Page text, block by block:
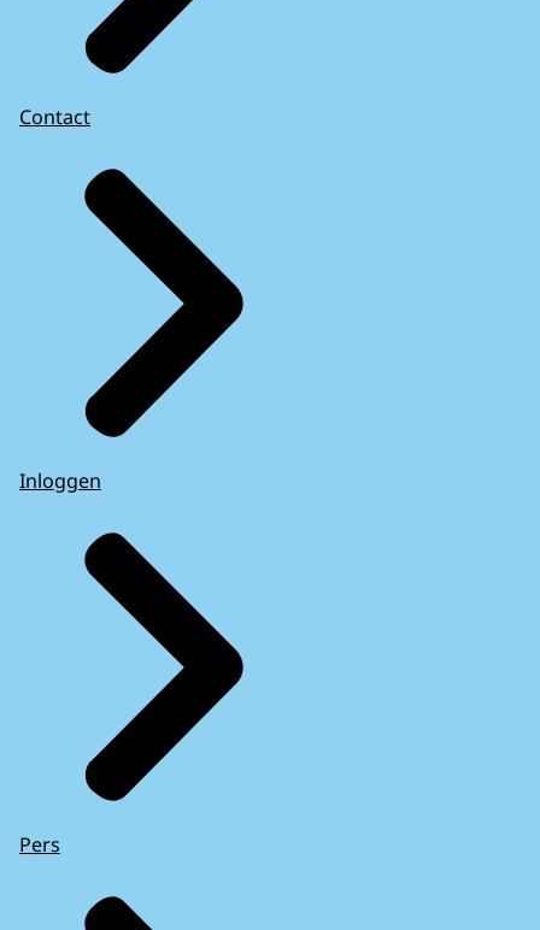
Contact
Inloggen
Pers